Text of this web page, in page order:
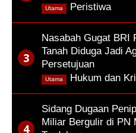
Peristiwa
Utama
Nasabah Gugat BRI
Tanah Diduga Jadi
Persetujuan
Hukum dan
Utama
Sidang Dugaan
Miliar Bergulir di PN